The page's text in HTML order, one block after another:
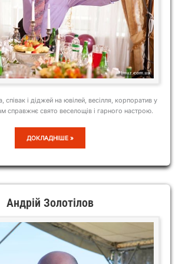
співак і діджей на ювілей, весілля, корпоратив у
справжнє свято веселощів і гарного настрою.
ВОЛОДИМИР
ДОКЛАДНІШЕ »
Андрій Золотілов